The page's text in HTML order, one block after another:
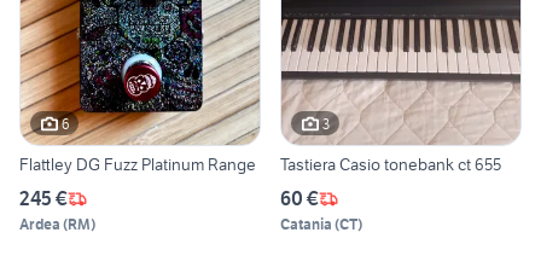
6
Flattley DG Fuzz Platinum Range
245 €
Ardea (RM)
3
Tastiera Casio tonebank ct 655
60 €
Catania (CT)